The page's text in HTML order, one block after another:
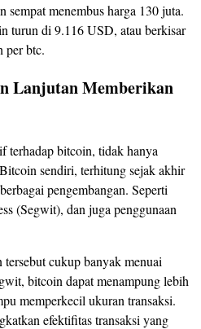
menembus harga 130 juta.
turun di 9.116 USD, atau berkisar
per btc.
Lanjutan Memberikan
terhadap bitcoin, tidak hanya
sendiri, terhitung sejak akhir
pengembangan. Seperti
(Segwit), dan juga penggunaan
cukup banyak menuai
bitcoin dapat menampung lebih
memperkecil ukuran transaksi.
efektifitas transaksi yang